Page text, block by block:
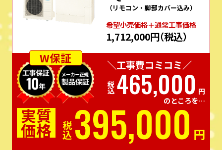
（リモコン・脚部カバー込み）
希望⼩売価格＋通常⼯事価格
1,712,000円（税込）
W保証
＼工事費コミコミ／
税込465,000 円
のところを…
実質
価格 税込395,000 円